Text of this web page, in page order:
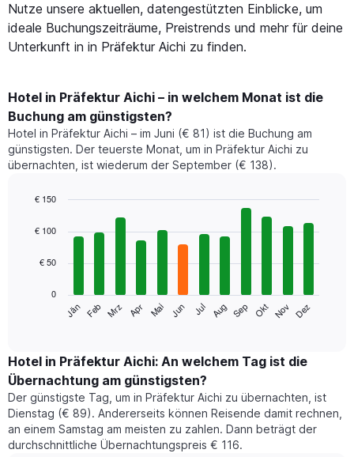
Nutze unsere aktuellen, datengestützten Einblicke, um
ideale Buchungszeiträume, Preistrends und mehr für deine
Unterkunft in in Präfektur Aichi zu finden.
Hotel in Präfektur Aichi – in welchem Monat ist die
Buchung am günstigsten?
Hotel in Präfektur Aichi – im Juni (€ 81) ist die Buchung am
günstigsten. Der teuerste Monat, um in Präfektur Aichi zu
übernachten, ist wiederum der September (€ 138).
chart
bars.
folgende
den
durchschnittlichen
Zimmerpreis
im
jeweiligen
Monat
an.
graphic.
Jän Feb Mrz Apr Mai Jun Jul Aug Sep Okt Nov Dez
0
€ 50
€ 100
€ 150
Hotel in Präfektur Aichi: An welchem Tag ist die
Übernachtung am günstigsten?
Der günstigste Tag, um in Präfektur Aichi zu übernachten, ist
Dienstag (€ 89). Andererseits können Reisende damit rechnen,
an einem Samstag am meisten zu zahlen. Dann beträgt der
durchschnittliche Übernachtungspreis € 116.